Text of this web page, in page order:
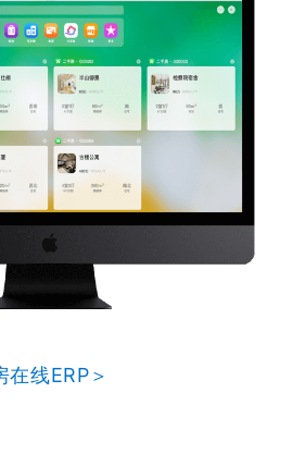
在线ERP＞